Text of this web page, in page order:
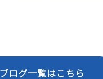
ブログ一覧はこちら